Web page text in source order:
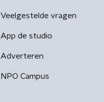
Veelgestelde vragen
App de studio
Adverteren
NPO Campus